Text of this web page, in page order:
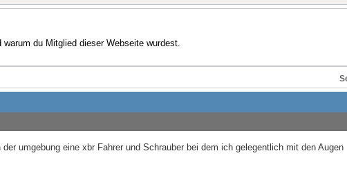
du Mitglied dieser Webseite wurdest.
umgebung eine xbr Fahrer und Schrauber bei dem ich gelegentlich mit den Augen